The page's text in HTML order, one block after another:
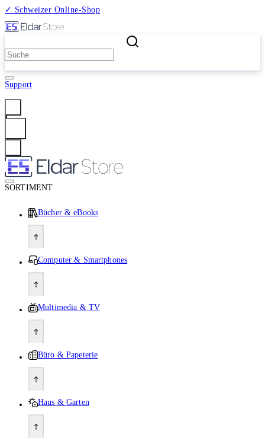
✓ Schweizer Online-Shop
Support
SORTIMENT
Bücher & eBooks
Computer & Smartphones
Multimedia & TV
Büro & Papeterie
Haus & Garten